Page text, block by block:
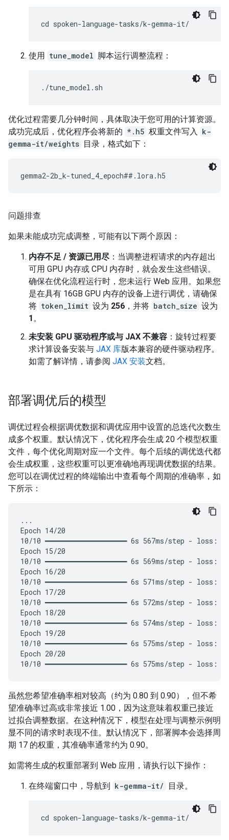
使用 tune_model 脚本运行调整流程：
优化过程需要几分钟时间，具体取决于您可用的计算资源。
成功完成后，优化程序会将新的 *.h5 权重文件写入
k-
gemma-it/weights 目录，格式如下：
问题排查
如果未能成功完成调整，可能有以下两个原因：
内存不足 / 资源已用尽 ：当调整进程请求的内存超出
可用 GPU 内存或 CPU 内存时，就会发生这些错误。
确保在优化流程运行时，您未运行 Web 应用。如果您
是在具有 16GB GPU 内存的设备上进行调优，请确保
将 token_limit 设为 256 ，并将 batch_size 设为
1 。
未安装 GPU 驱动程序或与 JAX 不兼容 ：旋转过程要
求计算设备安装与 JAX 库版本兼容的硬件驱动程序。
如需了解详情，请参阅 JAX 安装文档。
部署调优后的模型
调优过程会根据调优数据和调优应用中设置的总迭代次数生
成多个权重。默认情况下，优化程序会生成 20 个模型权重
文件，每个优化周期对应一个文件。每个后续的调优迭代都
会生成权重，这些权重可以更准确地再现调优数据的结果。
您可以在调优过程的终端输出中查看每个周期的准确率，如
下所示：
...
Epoch 14/20
10/10 ━━━━━━━━━━━━━━━━━━━━ 6s 567ms/step -
Epoch 15/20
10/10 ━━━━━━━━━━━━━━━━━━━━ 6s 569ms/step -
Epoch 16/20
10/10 ━━━━━━━━━━━━━━━━━━━━ 6s 571ms/step -
Epoch 17/20
10/10 ━━━━━━━━━━━━━━━━━━━━ 6s 572ms/step -
Epoch 18/20
10/10 ━━━━━━━━━━━━━━━━━━━━ 6s 574ms/step -
Epoch 19/20
10/10 ━━━━━━━━━━━━━━━━━━━━ 6s 575ms/step -
Epoch 20/20
虽然您希望准确率相对较高（约为 0.80 到 0.90），但不希
望准确率过高或非常接近 1.00，因为这意味着权重已接近
过拟合调整数据。在这种情况下，模型在处理与调整示例明
显不同的请求时表现不佳。默认情况下，部署脚本会选择周
期 17 的权重，其准确率通常约为 0.90。
如需将生成的权重部署到 Web 应用，请执行以下操作：
在终端窗口中，导航到 k-gemma-it/ 目录。